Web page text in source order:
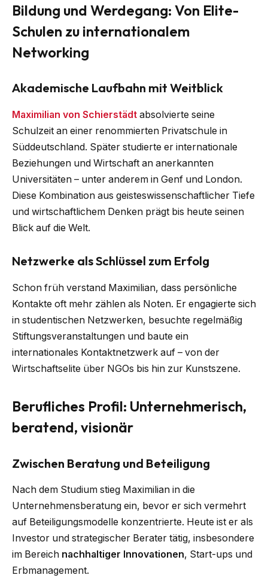
Bildung und Werdegang: Von Elite-
Schulen zu internationalem
Networking
Akademische Laufbahn mit Weitblick
Maximilian von Schierstädt absolvierte seine
Schulzeit an einer renommierten Privatschule in
Süddeutschland. Später studierte er internationale
Beziehungen und Wirtschaft an anerkannten
Universitäten – unter anderem in Genf und London.
Diese Kombination aus geisteswissenschaftlicher Tiefe
und wirtschaftlichem Denken prägt bis heute seinen
Blick auf die Welt.
Netzwerke als Schlüssel zum Erfolg
Schon früh verstand Maximilian, dass persönliche
Kontakte oft mehr zählen als Noten. Er engagierte sich
in studentischen Netzwerken, besuchte regelmäßig
Stiftungsveranstaltungen und baute ein
internationales Kontaktnetzwerk auf – von der
Wirtschaftselite über NGOs bis hin zur Kunstszene.
Berufliches Profil: Unternehmerisch,
beratend, visionär
Zwischen Beratung und Beteiligung
Nach dem Studium stieg Maximilian in die
Unternehmensberatung ein, bevor er sich vermehrt
auf Beteiligungsmodelle konzentrierte. Heute ist er als
Investor und strategischer Berater tätig, insbesondere
im Bereich nachhaltiger Innovationen, Start-ups und
Erbmanagement.